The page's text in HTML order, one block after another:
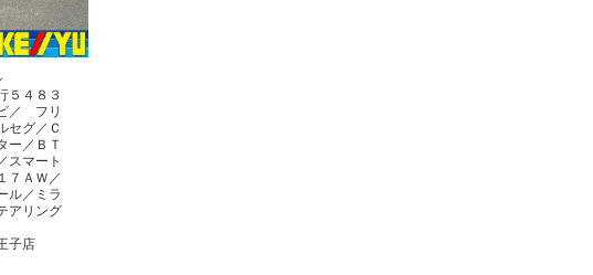
５４８３
／ フリ
セグ／Ｃ
ー／ＢＴ
スマート
７ＡＷ／
ル／ミラ
アリング
子店